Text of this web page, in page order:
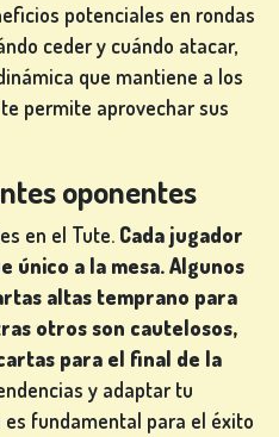
potenciales en rondas
ceder y cuándo atacar,
que mantiene a los
permite aprovechar sus
oponentes
en el Tute. Cada jugador
único a la mesa. Algunos
altas temprano para
otros son cautelosos,
para el final de la
y adaptar tu
fundamental para el éxito